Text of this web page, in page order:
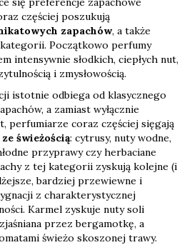
częściej poszukują
zapachów, a także
Początkowo perfumy
intensywnie słodkich, ciepłych nut,
i zmysłowością.
istotnie odbiega od klasycznego
a zamiast wyłącznie
perfumiarze coraz częściej sięgają
świeżością: cytrusy, nuty wodne,
przyprawy czy herbaciane
z tej kategorii zyskują kolejne (i
bardziej przewiewne i
z charakterystycznej
Karmel zyskuje nuty soli
przez bergamotkę, a
świeżo skoszonej trawy.